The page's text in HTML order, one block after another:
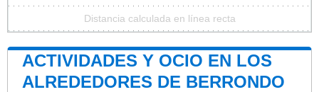
Distancia calculada en línea recta
ACTIVIDADES Y OCIO EN LOS
ALREDEDORES DE BERRONDO